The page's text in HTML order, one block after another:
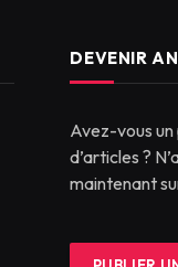
DEVENIR
Avez-vous
d’articles ?
maintenant